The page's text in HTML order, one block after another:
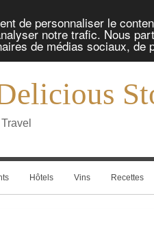
de personnaliser le
notre trafic. Nous
de médias sociaux, de
Hôtels Vins Recettes